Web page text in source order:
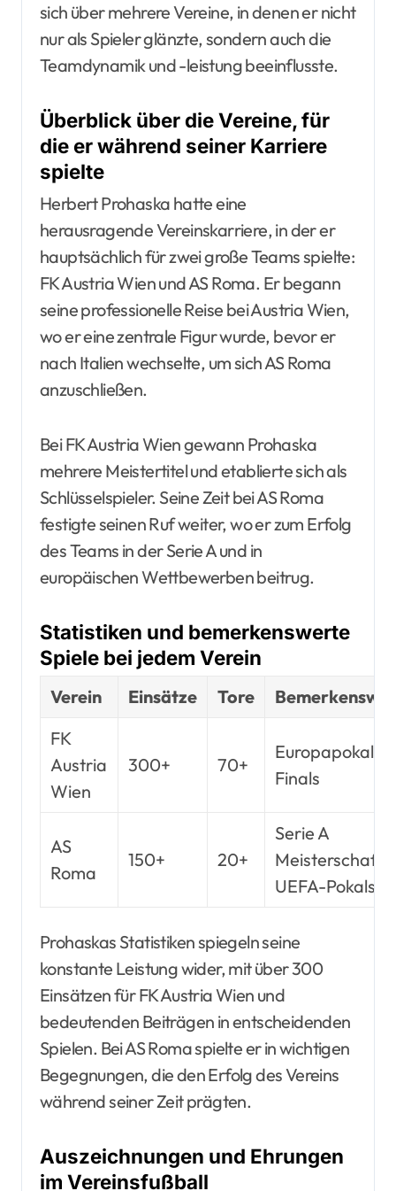
sich über mehrere Vereine, in denen er nicht
nur als Spieler glänzte, sondern auch die
Teamdynamik und -leistung beeinflusste.
Überblick über die Vereine, für
die er während seiner Karriere
spielte
Herbert Prohaska hatte eine
herausragende Vereinskarriere, in der er
hauptsächlich für zwei große Teams spielte:
FK Austria Wien und AS Roma. Er begann
seine professionelle Reise bei Austria Wien,
wo er eine zentrale Figur wurde, bevor er
nach Italien wechselte, um sich AS Roma
anzuschließen.
Bei FK Austria Wien gewann Prohaska
mehrere Meistertitel und etablierte sich als
Schlüsselspieler. Seine Zeit bei AS Roma
festigte seinen Ruf weiter, wo er zum Erfolg
des Teams in der Serie A und in
europäischen Wettbewerben beitrug.
Statistiken und bemerkenswerte
Spiele bei jedem Verein
Verein Einsätze Tore
FK
Austria
Wien
300+ 70+
Finals
AS
Roma
150+ 20+
Serie A
UEFA-
Prohaskas Statistiken spiegeln seine
konstante Leistung wider, mit über 300
Einsätzen für FK Austria Wien und
bedeutenden Beiträgen in entscheidenden
Spielen. Bei AS Roma spielte er in wichtigen
Begegnungen, die den Erfolg des Vereins
während seiner Zeit prägten.
Auszeichnungen und Ehrungen
im Vereinsfußball